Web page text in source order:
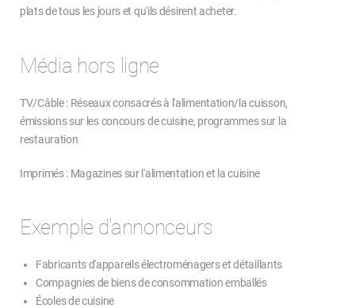
plats de tous les jours et qu'ils désirent acheter.
Média hors ligne
TV/Câble : Réseaux consacrés à l'alimentation/la cuisson,
émissions sur les concours de cuisine, programmes sur la
restauration
Imprimés : Magazines sur l'alimentation et la cuisine
Exemple d'annonceurs
Fabricants d'appareils électroménagers et détaillants
Compagnies de biens de consommation emballés
Écoles de cuisine